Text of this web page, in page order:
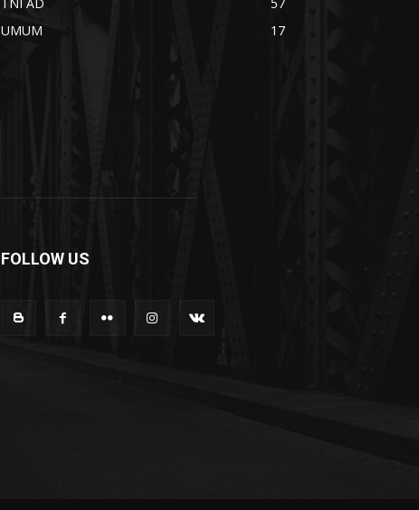
TNI AD
57
UMUM
17
FOLLOW US